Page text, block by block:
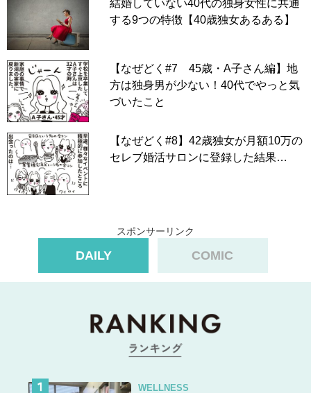
▶「なぜりこ」一話目からイッキ読み！
スポンサーリンク
結婚していない40代の独身女性に共通
する9つの特徴【40歳独女あるある】
【なぜどく#7 45歳・A子さん編】地
方は独身男が少ない！40代でやっと気
づいたこと
【なぜどく#8】42歳独女が月額10万の
セレブ婚活サロンに登録した結果…
スポンサーリンク
DAILY COMIC
WELLNESS